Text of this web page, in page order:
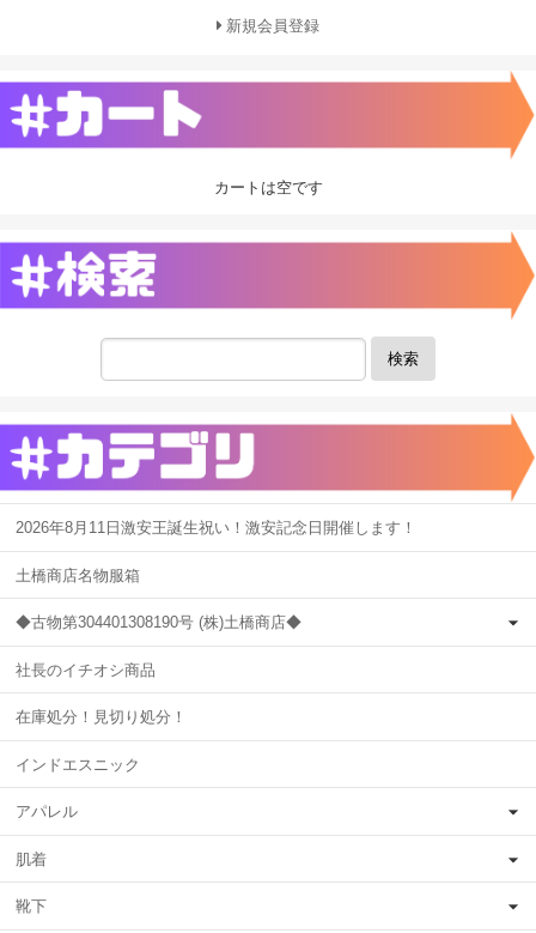
新規会員登録
カートは空です
検索
2026年8月11日激安王誕生祝い！激安記念日開催します！
土橋商店名物服箱
◆古物第304401308190号 (株)土橋商店◆
社長のイチオシ商品
在庫処分！見切り処分！
インドエスニック
アパレル
肌着
靴下